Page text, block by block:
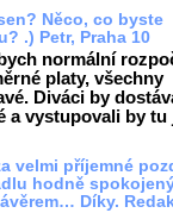
Něco, co byste
.) Petr, Praha 10
normální
platy, všechny
Diváci by
a vystupovali by tu
velmi příjemné
hodně
Díky.